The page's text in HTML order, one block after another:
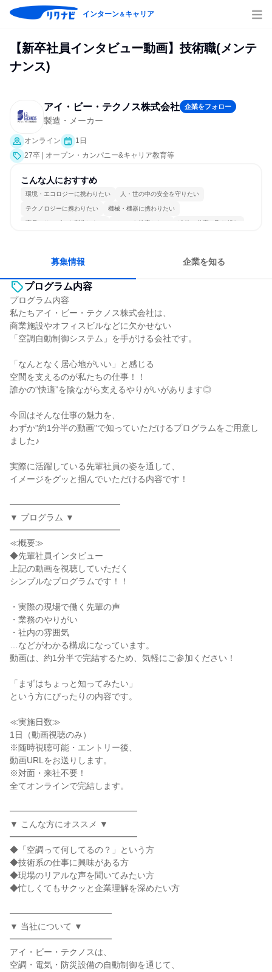
インターン＆キャリア
【新卒社員インタビュー動画】技術職(メンテ
ナンス)
アイ・ビー・テクノス株式会社 企業をフォロー
製造・メーカー
オンライン
1日
27卒 | オープン・カンパニー&キャリア教育等
こんな人におすすめ
環境・エコロジーに携わりたい 人・世の中の安全を守りたい
テクノロジーに携わりたい 機械・機器に携わりたい
商品・サービスを製作したい チームを統率したい 冷静に仕事に取り組む
募集情報 企業を知る
プログラム内容
プログラム内容
私たちアイ・ビー・テクノス株式会社は、
商業施設やオフィスビルなどに欠かせない
「空調自動制御システム」を手がける会社です。
「なんとなく居心地がいい」と感じる
空間を支えるのが私たちの仕事！！
誰かの“快適”を陰ながら支えるやりがいがあります◎
今回はそんな仕事の魅力を、
わずか"約1分半の動画"で知っていただけるプログラムをご用意し
ました♪
実際に活躍している先輩社員の姿を通して、
イメージをグッと掴んでいただける内容です！
━━━━━━━━━━━━━
▼ プログラム ▼
━━━━━━━━━━━━━
≪概要≫
◆先輩社員インタビュー
上記の動画を視聴していただく
シンプルなプログラムです！！
・実際の現場で働く先輩の声
・業務のやりがい
・社内の雰囲気
…などがわかる構成になっています。
動画は、約1分半で完結するため、気軽にご参加ください！
「まずはちょっと知ってみたい」
という方にぴったりの内容です。
≪実施日数≫
1日（動画視聴のみ）
※随時視聴可能・エントリー後、
動画URLをお送りします。
※対面・来社不要！
全てオンラインで完結します。
━━━━━━━━━━━━━━━
▼ こんな方にオススメ ▼
━━━━━━━━━━━━━━━
◆「空調って何してるの？」という方
◆技術系の仕事に興味がある方
◆現場のリアルな声を聞いてみたい方
◆忙しくてもサクッと企業理解を深めたい方
━━━━━━━━━━━━
▼ 当社について ▼
━━━━━━━━━━━━
アイ・ビー・テクノスは、
空調・電気・防災設備の自動制御を通じて、